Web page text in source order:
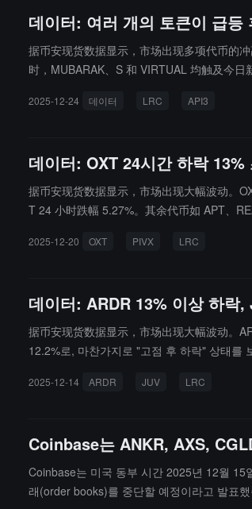
데이터: 여러 개의 토큰이 급
据币安现货数据显示，市场出现多项代币的
时，MUBARAK、S 和 VIRTUAL 均触及今
2025-12-24 데이터 LRC API3
데이터: OXT 24시간 하락
据币安现货数据显示，市场出现大幅波动。
T 24 小时跌幅 5.27%。其余代币如 APT、
2025-12-20 OXT PIVX LRC
데이터: ARDR 13% 이상 하락
据币安现货数据显示，市场出现大幅波动。
12.2%로, 마찬가지로 "고점 후 하락" 상태를
2025-12-14 ARDR JUV LRC
Coinbase는 ANKR, AXS,
Coinbase는 미국 동부 시간 2025년 12월 15
래(order books)를 중단할 예정이라고 발표